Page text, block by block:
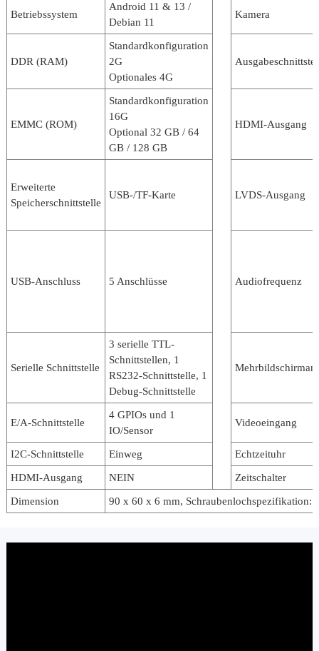
Betriebssystem
Android 11 & 13 /
Debian 11
Kamera
DDR (RAM)
Standardkonfiguration
2G
Optionales 4G
EMMC (ROM)
Standardkonfiguration
16G
Optional 32 GB / 64
GB / 128 GB
HDMI-Ausgang
Erweiterte
Speicherschnittstelle
USB-/TF-Karte LVDS-Ausgang
USB-Anschluss 5 Anschlüsse Audiofrequenz
Serielle Schnittstelle
3 serielle TTL-
Schnittstellen, 1
RS232-Schnittstelle, 1
Debug-Schnittstelle
E/A-Schnittstelle
4 GPIOs und 1
IO/Sensor
Videoeingang
I2C-Schnittstelle Einweg Echtzeituhr
HDMI-Ausgang NEIN Zeitschalter
Dimension 90 x 60 x 6 mm, Schraubenlochspezifikation: